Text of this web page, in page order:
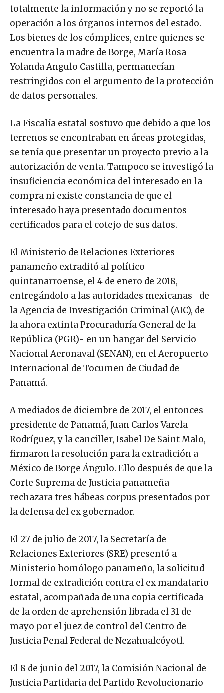
totalmente la información y no se reportó la
operación a los órganos internos del estado.
Los bienes de los cómplices, entre quienes se
encuentra la madre de Borge, María Rosa
Yolanda Angulo Castilla, permanecían
restringidos con el argumento de la protección
de datos personales.
La Fiscalía estatal sostuvo que debido a que los
terrenos se encontraban en áreas protegidas,
se tenía que presentar un proyecto previo a la
autorización de venta. Tampoco se investigó la
insuficiencia económica del interesado en la
compra ni existe constancia de que el
interesado haya presentado documentos
certificados para el cotejo de sus datos.
El Ministerio de Relaciones Exteriores
panameño extraditó al político
quintanarroense, el 4 de enero de 2018,
entregándolo a las autoridades mexicanas -de
la Agencia de Investigación Criminal (AIC), de
la ahora extinta Procuraduría General de la
República (PGR)- en un hangar del Servicio
Nacional Aeronaval (SENAN), en el Aeropuerto
Internacional de Tocumen de Ciudad de
Panamá.
A mediados de diciembre de 2017, el entonces
presidente de Panamá, Juan Carlos Varela
Rodríguez, y la canciller, Isabel De Saint Malo,
firmaron la resolución para la extradición a
México de Borge Ángulo. Ello después de que la
Corte Suprema de Justicia panameña
rechazara tres hábeas corpus presentados por
la defensa del ex gobernador.
El 27 de julio de 2017, la Secretaría de
Relaciones Exteriores (SRE) presentó a
Ministerio homólogo panameño, la solicitud
formal de extradición contra el ex mandatario
estatal, acompañada de una copia certificada
de la orden de aprehensión librada el 31 de
mayo por el juez de control del Centro de
Justicia Penal Federal de Nezahualcóyotl.
El 8 de junio del 2017, la Comisión Nacional de
Justicia Partidaria del Partido Revolucionario